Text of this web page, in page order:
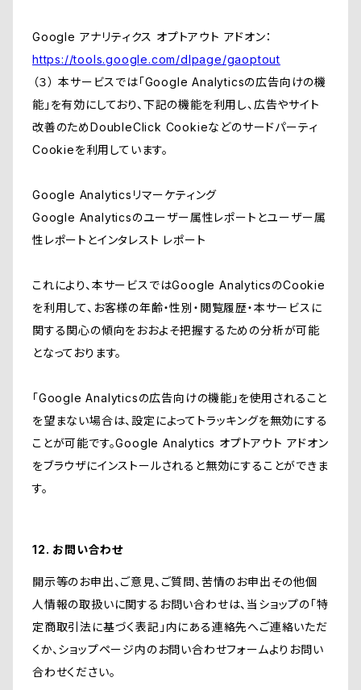
Google アナリティクス オプトアウト アドオン：
https://tools.google.com/dlpage/gaoptout
（３） 本サービスでは「Google Analyticsの広告向けの機
能」を有効にしており、下記の機能を利用し、広告やサイト
改善のためDoubleClick Cookieなどのサードパーティ
Cookieを利用しています。
Google Analyticsリマーケティング
Google Analyticsのユーザー属性レポートとユーザー属
性レポートとインタレスト レポート
これにより、本サービスではGoogle AnalyticsのCookie
を利用して、お客様の年齢・性別・閲覧履歴・本サービスに
関する関心の傾向をおおよそ把握するための分析が可能
となっております。
「Google Analyticsの広告向けの機能」を使用されること
を望まない場合は、設定によってトラッキングを無効にする
ことが可能です。Google Analytics オプトアウト アドオン
をブラウザにインストールされると無効にすることができま
す。
12. お問い合わせ
開示等のお申出、ご意見、ご質問、苦情のお申出その他個
人情報の取扱いに関するお問い合わせは、当ショップの「特
定商取引法に基づく表記」内にある連絡先へご連絡いただ
くか、ショップページ内のお問い合わせフォームよりお問い
合わせください。